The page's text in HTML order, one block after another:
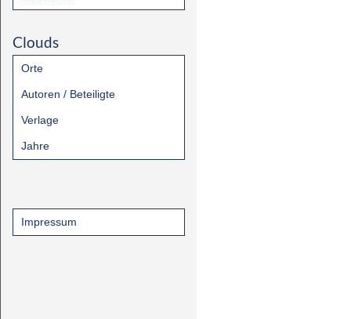
Clouds
Orte
Autoren / Beteiligte
Verlage
Jahre
Impressum